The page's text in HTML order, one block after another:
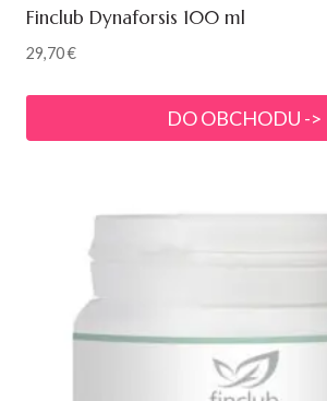
Finclub Dynaforsis 100 ml
29,70€
DO OBCHODU ->